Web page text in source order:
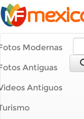
Modernas
Antiguas
Antiguos